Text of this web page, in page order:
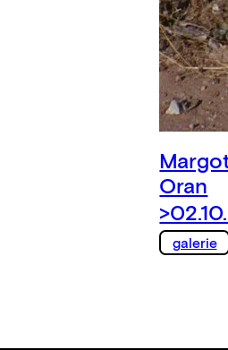
Oran
galerie